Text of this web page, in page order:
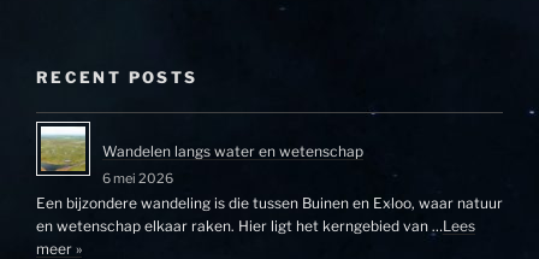
RECENT POSTS
Wandelen langs water en wetenschap
6 mei 2026
Een bijzondere wandeling is die tussen Buinen en Exloo, waar natuur
en wetenschap elkaar raken. Hier ligt het kerngebied van …Lees
meer »